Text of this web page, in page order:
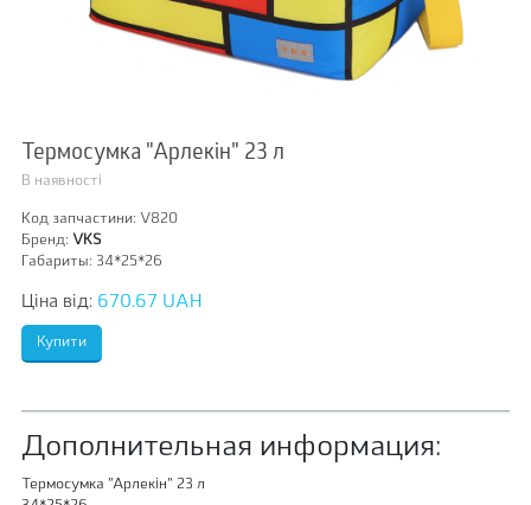
Термосумка "Арлекін" 23 л
В наявності
Код запчастини: V820
Бренд: VKS
Габариты: 34*25*26
Ціна від: 670.67 UAH
Дополнительная информация:
Термосумка "Арлекін" 23 л